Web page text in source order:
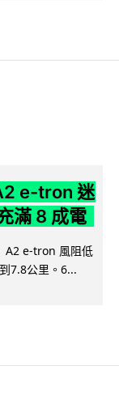
e-tron 迷
滿 8 成電
A2 e-tron 風阻低
7.8公里。6...